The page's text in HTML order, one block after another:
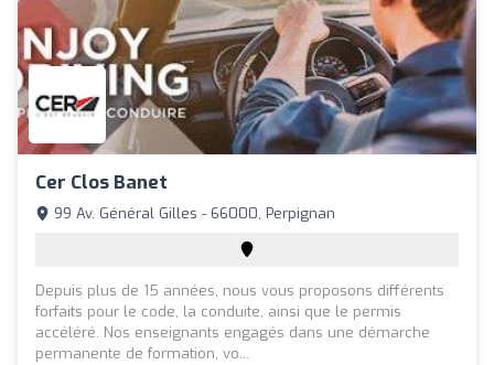
Cer Clos Banet
99 Av. Général Gilles - 66000, Perpignan
Depuis plus de 15 années, nous vous proposons différents
forfaits pour le code, la conduite, ainsi que le permis
accéléré. Nos enseignants engagés dans une démarche
permanente de formation, vo...